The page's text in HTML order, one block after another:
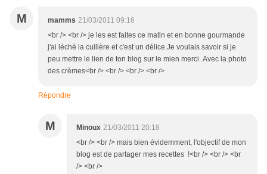
M mamms 21/03/2011 09:16
<br /> <br /> je les est faites ce matin et en bonne gourmande
j'ai léché la cuillère et c'est un délice.Je voulais savoir si je
peu mettre le lien de ton blog sur le mien merci .Avec la photo
des crèmes<br /> <br /> <br /> <br />
Répondre
M Minoux 21/03/2011 20:18
<br /> <br /> mais bien évidemment, l'objectif de mon
blog est de partager mes recettes !<br /> <br /> <br
/> <br />